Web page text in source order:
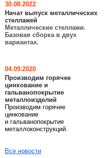
30.08.2022
Начат выпуск металлических
стеллажей
Металлические стеллажи.
Базовая сборка в двух
вариантах.
04.09.2020
Производим горячее
цинкование и
гальванопокрытие
металлоизделий
Производим горячее
цинкование
и гальванопокрытие
металлоконструкций.
Все новости